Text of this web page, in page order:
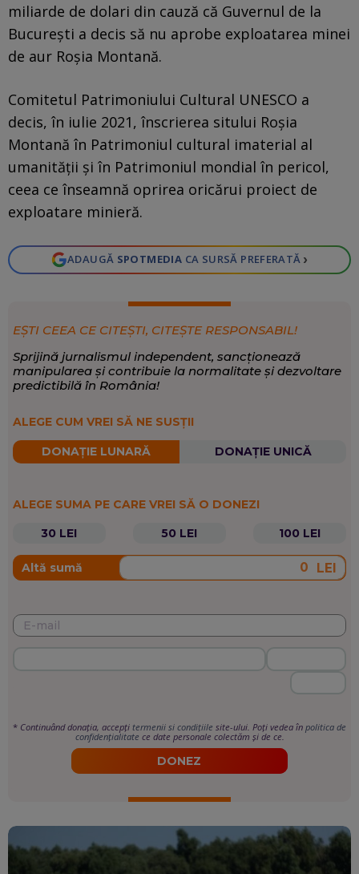
miliarde de dolari din cauză că Guvernul de la
Bucureşti a decis să nu aprobe exploatarea minei
de aur Roşia Montană.
Comitetul Patrimoniului Cultural UNESCO a
decis, în iulie 2021, înscrierea sitului Roșia
Montană în Patrimoniul cultural imaterial al
umanității și în Patrimoniul mondial în pericol,
ceea ce înseamnă oprirea oricărui proiect de
exploatare minieră.
ADAUGĂ SPOTMEDIA CA SURSĂ PREFERATĂ ›
EȘTI CEEA CE CITEȘTI, CITEȘTE RESPONSABIL!
Sprijină jurnalismul independent, sancționează
manipularea și contribuie la normalitate și dezvoltare
predictibilă în România!
ALEGE CUM VREI SĂ NE SUSȚII
DONAȚIE LUNARĂ DONAȚIE UNICĂ
ALEGE SUMA PE CARE VREI SĂ O DONEZI
30 LEI
50 LEI 100 LEI
Altă sumă LEI
* Continuând donația, accepți termenii si condițiile site-ului. Poți vedea în politica de
confidențialitate ce date personale colectăm și de ce.
DONEZ